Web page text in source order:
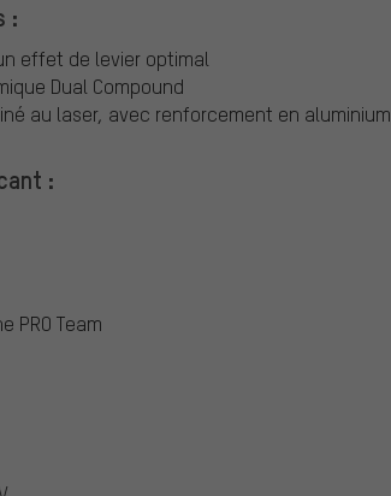
:
effet de levier optimal
Dual Compound
au laser, avec renforcement en aluminium
:
PRO Team